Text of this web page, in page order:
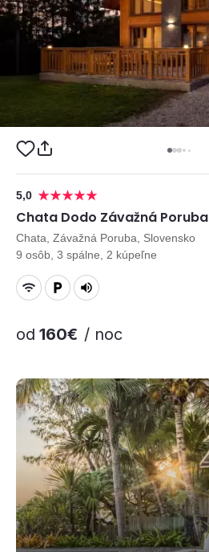
5,0
Chata Dodo Závažná Poruba
Chata, Závažná Poruba, Slovensko
9 osôb, 3 spálne, 2 kúpeľne
od 160€ / noc